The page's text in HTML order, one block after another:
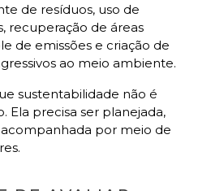
de resíduos, uso de
recuperação de áreas
de emissões e criação de
ao meio ambiente.
sustentabilidade não é
Ela precisa ser planejada,
por meio de